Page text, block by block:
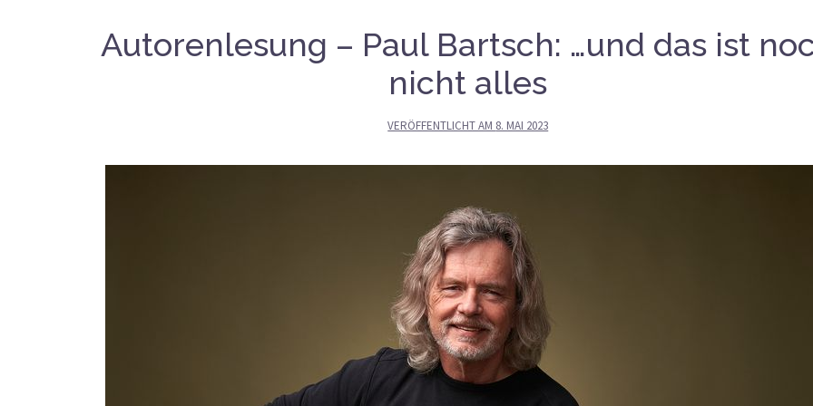
Autorenlesung – Paul Bartsch: …und das ist
nicht alles
VERÖFFENTLICHT AM 8. MAI 2023